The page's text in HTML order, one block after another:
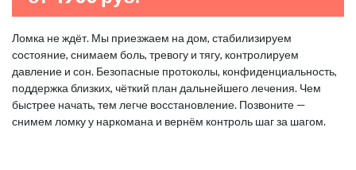
Ломка не ждёт. Мы приезжаем на дом, стабилизируем
состояние, снимаем боль, тревогу и тягу, контролируем
давление и сон. Безопасные протоколы, конфиденциальность,
поддержка близких, чёткий план дальнейшего лечения. Чем
быстрее начать, тем легче восстановление. Позвоните —
снимем ломку у наркомана и вернём контроль шаг за шагом.